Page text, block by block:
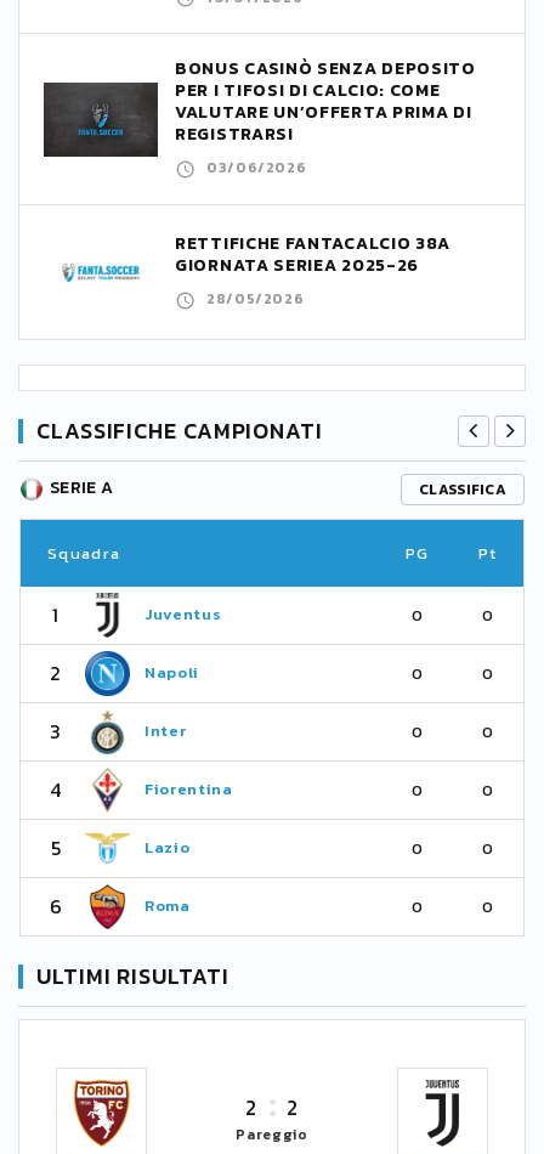
BONUS CASINÒ SENZA DEPOSITO
PER I TIFOSI DI CALCIO: COME
VALUTARE UN’OFFERTA PRIMA DI
REGISTRARSI
03/06/2026
RETTIFICHE FANTACALCIO 38A
GIORNATA SERIEA 2025-26
28/05/2026
CLASSIFICHE CAMPIONATI
SERIE A CLASSIFICA
Squadra PG Pt
1 Juventus 0 0
2 Napoli 0 0
3 Inter 0 0
4 Fiorentina 0 0
5 Lazio 0 0
6 Roma 0 0
ULTIMI RISULTATI
2 2
Pareggio